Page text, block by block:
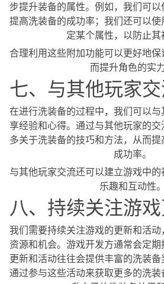
步提升装备的属性。例如，我们可
提高洗装备的成功率；我们还可以
定某个属性，以防止其
合理利用这些附加功能可以更好地
而提升角色的实力
七、与其他玩家
在进行洗装备的过程中，我们可以
享经验和心得。通过与其他玩家的
多关于洗装备的技巧和方法，从而
成功率。
与其他玩家交流还可以建立游戏中
乐趣和互动性。
八、持续关注游
我们需要持续关注游戏的更新和活
资源和机会。游戏开发方通常会定
更新和活动往往会提供丰富的洗装
通过参与这些活动来获取更多的洗